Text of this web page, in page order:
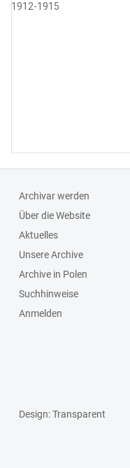
1912-1915
Archivar werden
Über die Website
Aktuelles
Unsere Archive
Archive in Polen
Suchhinweise
Anmelden
Design: Transparent